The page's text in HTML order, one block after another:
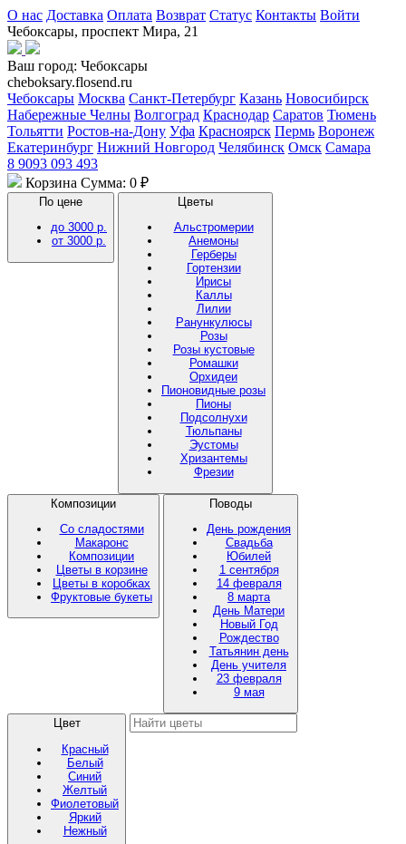
О нас Доставка Оплата Возврат Статус Контакты Войти
Чебоксары, проспект Мира, 21
Ваш город: Чебоксары
cheboksary.flosend.ru
Чебоксары Москва Санкт-Петербург Казань Новосибирск
Набережные Челны Волгоград Краснодар Саратов Тюмень
Тольятти Ростов-на-Дону Уфа Красноярск Пермь Воронеж
Екатеринбург Нижний Новгород Челябинск Омск Самара
8 9093 093 493
Корзина Сумма: 0 ₽
По цене
до 3000 р.
от 3000 р.
Цветы
Альстромерии
Анемоны
Герберы
Гортензии
Ирисы
Каллы
Лилии
Ранункулюсы
Розы
Розы кустовые
Ромашки
Орхидеи
Пионовидные розы
Пионы
Подсолнухи
Тюльпаны
Эустомы
Хризантемы
Фрезии
Композиции
Со сладостями
Макаронс
Композиции
Цветы в корзине
Цветы в коробках
Фруктовые букеты
Поводы
День рождения
Свадьба
Юбилей
1 сентября
14 февраля
8 марта
День Матери
Новый Год
Рождество
Татьянин день
День учителя
23 февраля
9 мая
Цвет
Красный
Белый
Синий
Желтый
Фиолетовый
Яркий
Нежный